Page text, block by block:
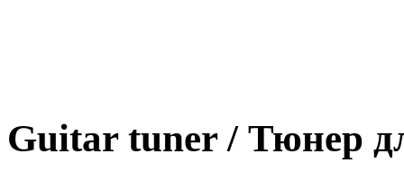
Guitar tuner / Тюнер